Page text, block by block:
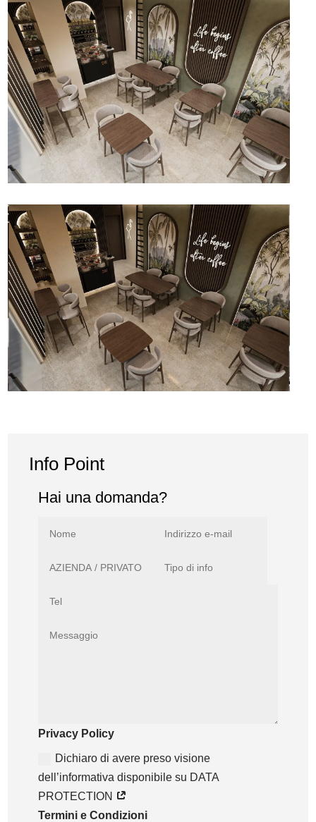
Info Point
Hai una domanda?
Privacy Policy
Dichiaro di avere preso visione
dell’informativa disponibile su DATA
PROTECTION
Termini e Condizioni